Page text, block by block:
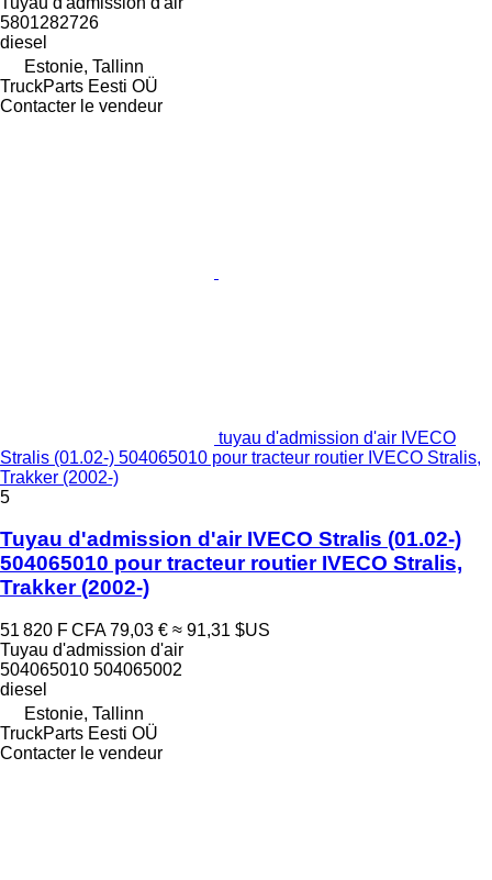
5801282726
diesel
Estonie, Tallinn
TruckParts Eesti OÜ
Contacter le vendeur
tuyau d'admission d'air IVECO
Stralis (01.02-) 504065010 pour tracteur routier IVECO Stralis,
Trakker (2002-)
5
Tuyau d'admission d'air IVECO Stralis (01.02-)
504065010 pour tracteur routier IVECO Stralis,
Trakker (2002-)
51 820 F CFA 79,03 € ≈ 91,31 $US
Tuyau d'admission d'air
504065010 504065002
diesel
Estonie, Tallinn
TruckParts Eesti OÜ
Contacter le vendeur